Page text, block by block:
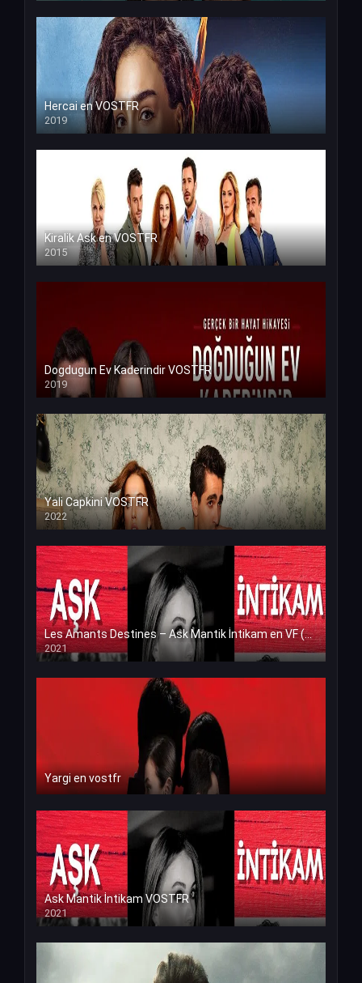
Hercai en VOSTFR
2019
Kiralik Ask en VOSTFR
2015
Dogdugun Ev Kaderindir VOSTFR
2019
Yali Capkini VOSTFR
2022
Les Amants Destines – Ask Mantik İntikam en VF (Voix Francaise)
2021
Yargi en vostfr
Ask Mantik İntikam VOSTFR
2021